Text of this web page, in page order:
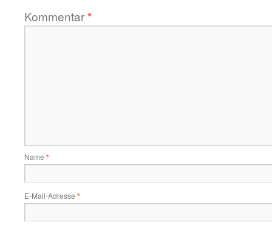
Kommentar*
Name *
E-Mail-Adresse *